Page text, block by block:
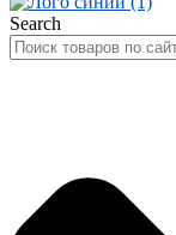
Search